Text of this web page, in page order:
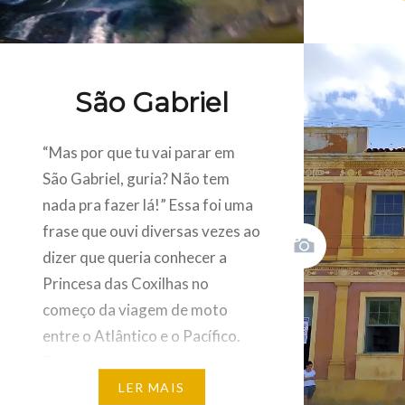
new
window)
window)window)window)
SHARE THIS:
aqui
por
email
com
um
amigo
(Opens
in
new
window)
Click
to
share
on
(Opens
in
new
window)
São Gabriel
“Mas por que tu vai parar em
São Gabriel, guria? Não tem
nada pra fazer lá!” Essa foi uma
frase que ouvi diversas vezes ao
dizer que queria conhecer a
Princesa das Coxilhas no
começo da viagem de moto
entre o Atlântico e o Pacífico.
por gabrielenses que me
LER MAIS